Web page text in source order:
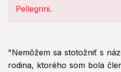
"Nemôžem sa stotožniť s
rodina, ktorého som bola